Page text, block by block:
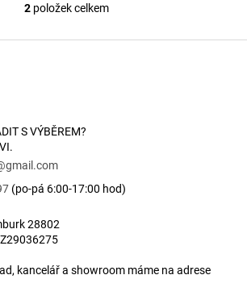
Ovládací prvky výpisu
2položek celkem
S VÝBĚREM?
gmail.com
(po-pá 6:00-17:00 hod)
28802
kancelář a showroom máme na adrese